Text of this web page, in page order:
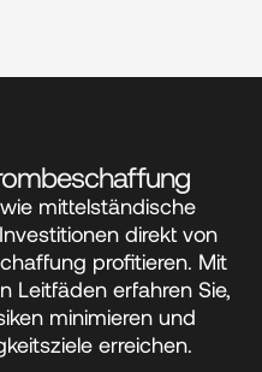
mittelständische
direkt von
profitieren. Mit
Leitfäden erfahren Sie,
minimieren und
erreichen.